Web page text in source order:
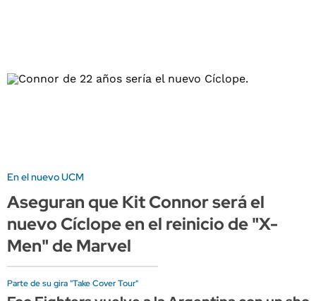
En el nuevo UCM
Aseguran que Kit Connor será el
nuevo Cíclope en el reinicio de "X-
Men" de Marvel
Parte de su gira "Take Cover Tour"